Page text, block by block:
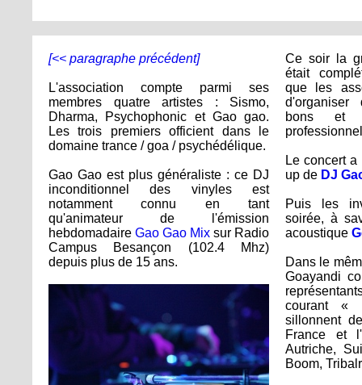
[<< paragraphe précédent]
L'association compte parmi ses
membres quatre artistes : Sismo,
Dharma, Psychophonic et Gao gao.
Les trois premiers officient dans le
domaine trance / goa / psychédélique.
Gao Gao est plus généraliste : ce DJ
inconditionnel des vinyles est
notamment connu en tant
qu'animateur de l'émission
hebdomadaire Gao Gao Mix sur Radio
Campus Besançon (102.4 Mhz)
depuis plus de 15 ans.
Ce soir la
était
que les
d'organiser
bons et
Le concert
up de DJ
Puis les
soirée, à
acoustique
Dans le
Goayandi
courant «
sillonnent
France et
Autriche,
Boom,